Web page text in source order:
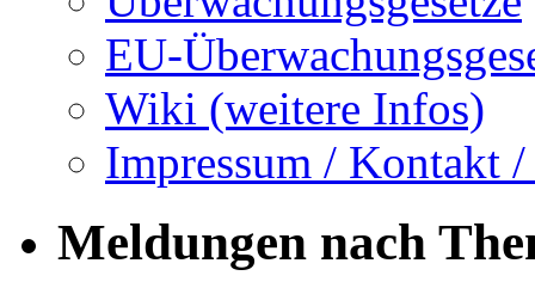
EU-
Wiki (weitere Infos)
Impressum / Kontakt
Meldungen nach